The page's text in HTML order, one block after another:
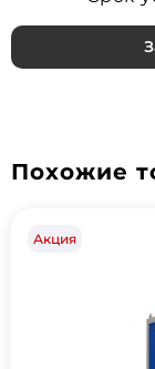
Похожие
Акция